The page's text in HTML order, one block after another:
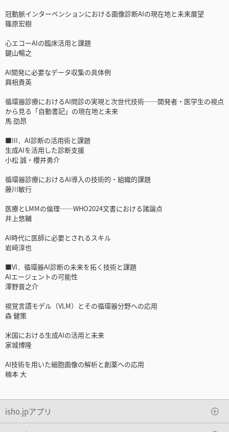
冠動脈インターベンションにおける画像診断AIの現在地と未来展望
篠原宏樹
心エコーAIの臨床活用と課題
鍵山暢之
AI開発に必要なデータ収集の具体例
興梠貴英
循環器診療におけるAI問診の実現と次世代技術──開発者・医学生の視点
から見る「自動書記」の現在地と未来
馬 劭昂
■III．AI診断の活用術と課題
生成AIを活用した診断支援
小松 誠・櫻井勇介
循環器診療におけるAI導入の技術的・組織的課題
藤川敏行
医療とLMMの倫理──WHO2024文書における諸論点
井上悠輔
AI時代に医師に必要とされるスキル
岩﨑淳也
■VI．循環器AI診断の未来を拓く技術と課題
AIエージェントの可能性
澤野晋之介
視覚言語モデル（VLM）とその循環器分野への応用
森 健策
米国における生成AIの活用と未来
家城博隆
AI技術を用いた細胞画像の解析と創薬への応用
楠本 大
isho.jpアプリ